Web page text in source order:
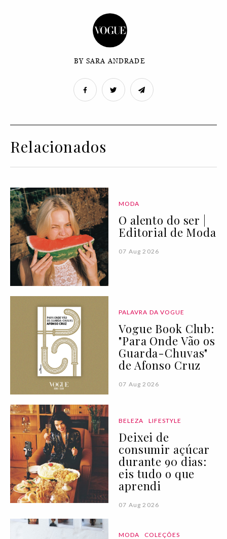
BY SARA ANDRADE
Relacionados
MODA
O alento do ser |
Editorial de Moda
07 Aug 2026
PALAVRA DA VOGUE
Vogue Book Club:
"Para Onde Vão os
Guarda-Chuvas"
de Afonso Cruz
07 Aug 2026
BELEZA LIFESTYLE
Deixei de
consumir açúcar
durante 90 dias:
eis tudo o que
aprendi
07 Aug 2026
MODA COLEÇÕES